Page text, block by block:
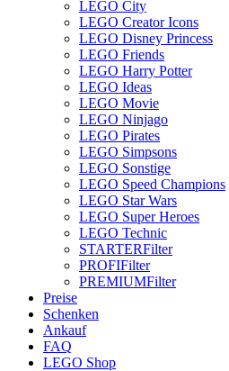
LEGO City
LEGO Creator Icons
LEGO Disney Princess
LEGO Friends
LEGO Harry Potter
LEGO Ideas
LEGO Movie
LEGO Ninjago
LEGO Pirates
LEGO Simpsons
LEGO Sonstige
LEGO Speed Champions
LEGO Star Wars
LEGO Super Heroes
LEGO Technic
STARTERFilter
PROFIFilter
PREMIUMFilter
Preise
Schenken
Ankauf
FAQ
LEGO Shop